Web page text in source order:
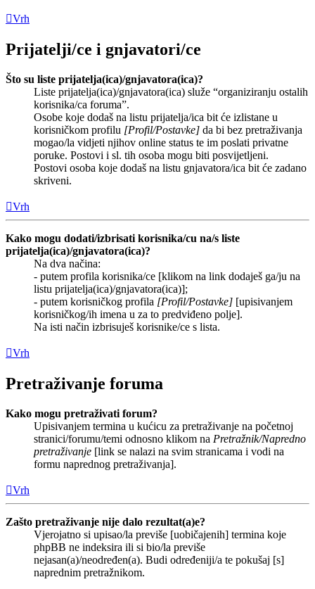
Vrh
Prijatelji/ce i gnjavatori/ce
Što su liste prijatelja(ica)/gnjavatora(ica)?
Liste prijatelja(ica)/gnjavatora(ica) služe “organiziranju ostalih
korisnika/ca foruma”.
Osobe koje dodaš na listu prijatelja/ica bit će izlistane u
korisničkom profilu [Profil/Postavke] da bi bez pretraživanja
mogao/la vidjeti njihov online status te im poslati privatne
poruke. Postovi i sl. tih osoba mogu biti posvijetljeni.
Postovi osoba koje dodaš na listu gnjavatora/ica bit će zadano
skriveni.
Vrh
Kako mogu dodati/izbrisati korisnika/cu na/s liste
prijatelja(ica)/gnjavatora(ica)?
Na dva načina:
- putem profila korisnika/ce [klikom na link dodaješ ga/ju na
listu prijatelja(ica)/gnjavatora(ica)];
- putem korisničkog profila [Profil/Postavke] [upisivanjem
korisničkog/ih imena u za to predviđeno polje].
Na isti način izbrisuješ korisnike/ce s lista.
Vrh
Pretraživanje foruma
Kako mogu pretraživati forum?
Upisivanjem termina u kućicu za pretraživanje na početnoj
stranici/forumu/temi odnosno klikom na Pretražnik/Napredno
pretraživanje [link se nalazi na svim stranicama i vodi na
formu naprednog pretraživanja].
Vrh
Zašto pretraživanje nije dalo rezultat(a)e?
Vjerojatno si upisao/la previše [uobičajenih] termina koje
phpBB ne indeksira ili si bio/la previše
nejasan(a)/neodređen(a). Budi određeniji/a te pokušaj [s]
naprednim pretražnikom.